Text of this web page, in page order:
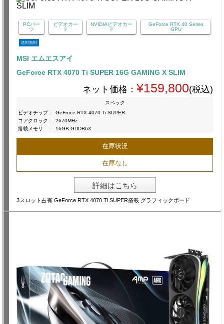
PCパー
ツ
ビデオカー
ド
NVIDIAビデオカー
ド
GeForce RTX 40 Series
GPU
送料無料
MSI エムエスアイ
GeForce RTX 4070 Ti SUPER 16G GAMING X SLIM
ネット価格： ¥159,800(税込)
スペック
ビデオチップ :
GeForce RTX 4070 Ti SUPER
コアクロック
:
2670MHz
搭載メモリ
: 16GB GDDR6X
在庫状況
在庫なし
詳細はこちら
3スロット占有 GeForce RTX 4070 Ti SUPER搭載 グラフィックボード